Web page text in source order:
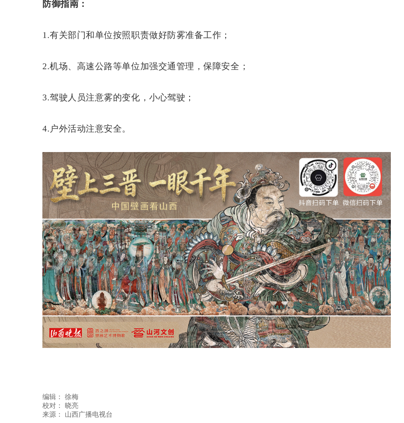
防御指南：
1.有关部门和单位按照职责做好防雾准备工作；
2.机场、高速公路等单位加强交通管理，保障安全；
3.驾驶人员注意雾的变化，小心驾驶；
4.户外活动注意安全。
编辑： 徐梅
校对： 晓亮